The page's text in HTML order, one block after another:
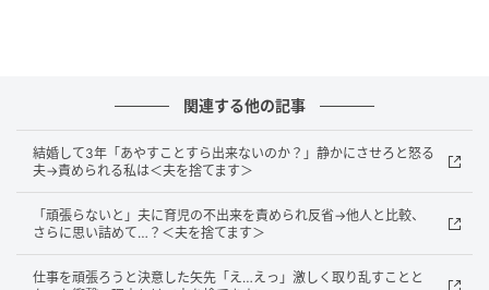
嫁いびり義母
その後、状況はさらに複雑になっていきました。夫は
子どもができない償いとして、義母に尽くすよう命じ
ます。私は、腰の具合が悪くなった義母のもとへ、仕
事終わりや休日に通うことが日課になりました。
関連する他の記事
結婚して3年「あやすことすら出来ないのか？」静かにさせろと怒る
夫→責められる私は＜夫を捨てます＞
「頑張らないと」夫に育児の不出来を責められ反省→他人と比較、
さらに思い詰めて…？＜夫を捨てます＞
仕事を頑張ろうと決意した矢先「え…えっ」激しく取り乱すことと